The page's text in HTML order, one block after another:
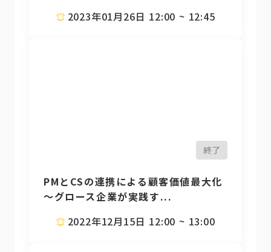
2023年01月26日 12:00 ~ 12:45
終了
PMとCSの連携による顧客価値最大化
～グロース企業が実践す...
2022年12月15日 12:00 ~ 13:00